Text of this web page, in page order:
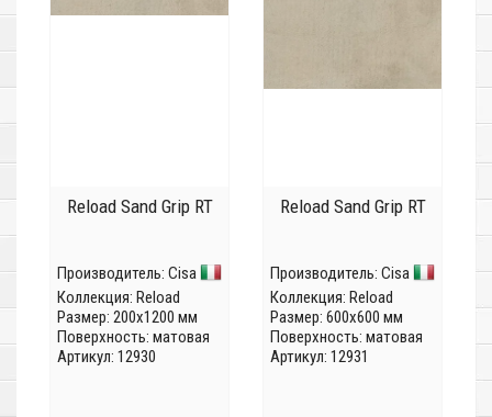
Reload Sand Grip RT
Производитель: Cisa
Коллекция: Reload
Размер: 200x1200 мм
Поверхность: матовая
Артикул: 12930
Reload Sand Grip RT
Производитель: Cisa
Коллекция: Reload
Размер: 600x600 мм
Поверхность: матовая
Артикул: 12931